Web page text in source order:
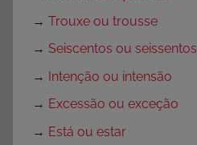
→ Trouxe ou trousse
→ Seiscentos ou seissentos
→ Intenção ou intensão
→ Excessão ou exceção
→ Está ou estar